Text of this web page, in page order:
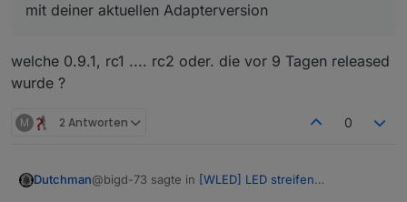
mit deiner aktuellen Adapterversion
welche 0.9.1, rc1 .... rc2 oder. die vor 9 Tagen released
wurde ?
M 2 Antworten 0
Dutchman@bigd-73 sagte in [WLED] LED streifen